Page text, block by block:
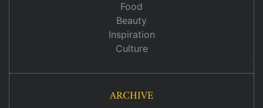
Food
Beauty
Inspiration
Culture
ARCHIVE